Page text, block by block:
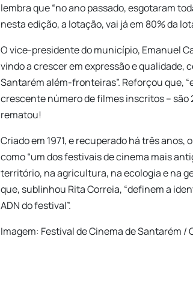
lembra que “no ano passado, esgotaram
nesta edição, a lotação, vai já em 80% da
O vice-presidente do município, Emanuel
vindo a crescer em expressão e qualidade,
Santarém além-fronteiras”. Reforçou que,
crescente número de filmes inscritos – são
rematou!
Criado em 1971, e recuperado há três anos,
como “um dos festivais de cinema mais
território, na agricultura, na ecologia e na
que, sublinhou Rita Correia, “definem a
ADN do festival”.
Imagem: Festival de Cinema de Santarém /